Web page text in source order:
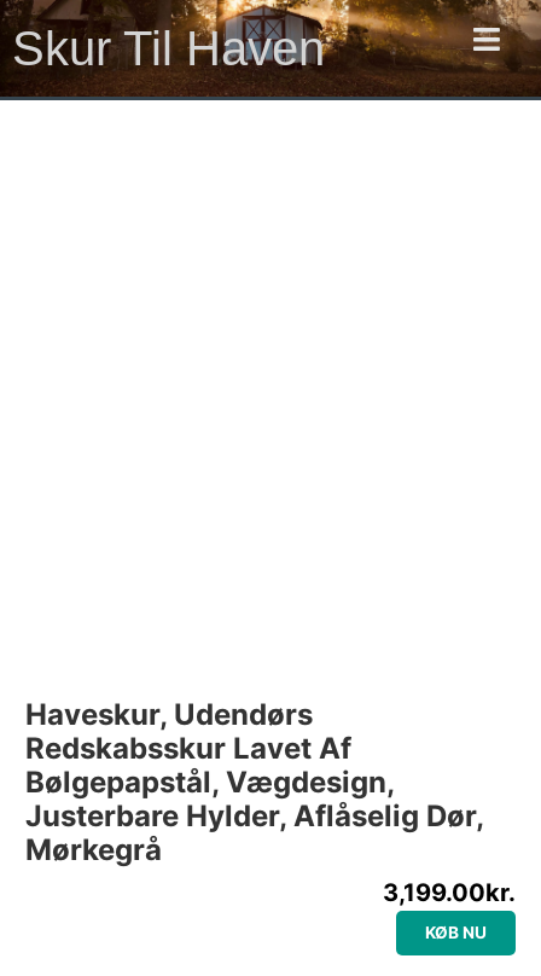
Gå
indholdet
Skur Til Haven
Haveskur, Udendørs
Redskabsskur Lavet Af
Bølgepapstål, Vægdesign,
Justerbare Hylder, Aflåselig Dør,
Mørkegrå
3,199.00kr.
KØB NU